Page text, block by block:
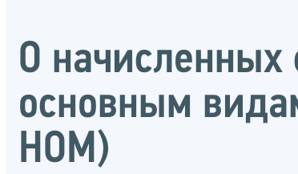
О начисленных
основным
НОМ)